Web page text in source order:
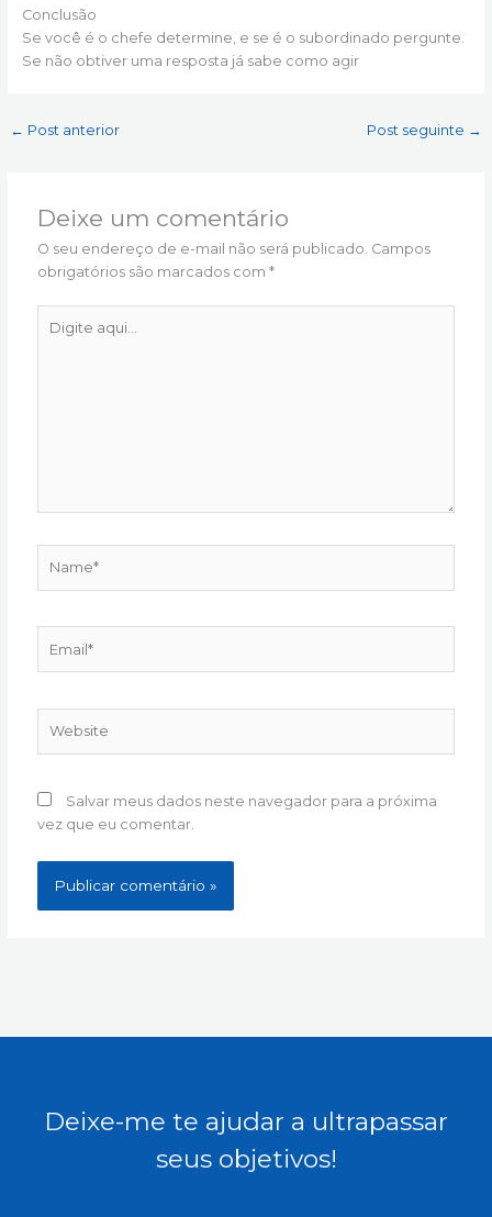
Conclusão
Se você é o chefe determine, e se é o subordinado pergunte.
Se não obtiver uma resposta já sabe como agir
← Post anterior Post seguinte →
Deixe um comentário
O seu endereço de e-mail não será publicado. Campos
obrigatórios são marcados com*
aqui...
Salvar meus dados neste navegador para a próxima
vez que eu comentar.
Deixe-me te ajudar a ultrapassar
seus objetivos!